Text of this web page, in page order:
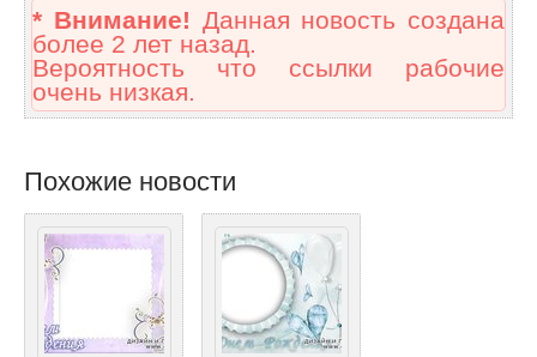
* Внимание! Данная новость создана
более 2 лет назад.
Вероятность что ссылки рабочие
очень низкая.
Похожие новости